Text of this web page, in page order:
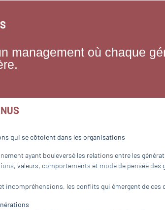
management où chaque
qui se côtoient dans les organisations
ayant bouleversé les relations entre les
valeurs, comportements et mode de pensée des
incompréhensions, les conﬂits qui émergent de ces